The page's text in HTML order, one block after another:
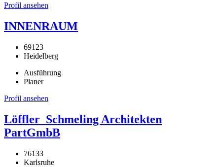
Profil ansehen
INNENRAUM
69123
Heidelberg
Ausführung
Planer
Profil ansehen
Löffler_Schmeling Architekten
PartGmbB
76133
Karlsruhe